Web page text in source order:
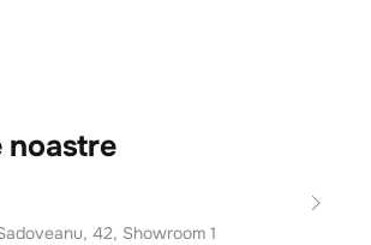
noastre
42, Showroom 1